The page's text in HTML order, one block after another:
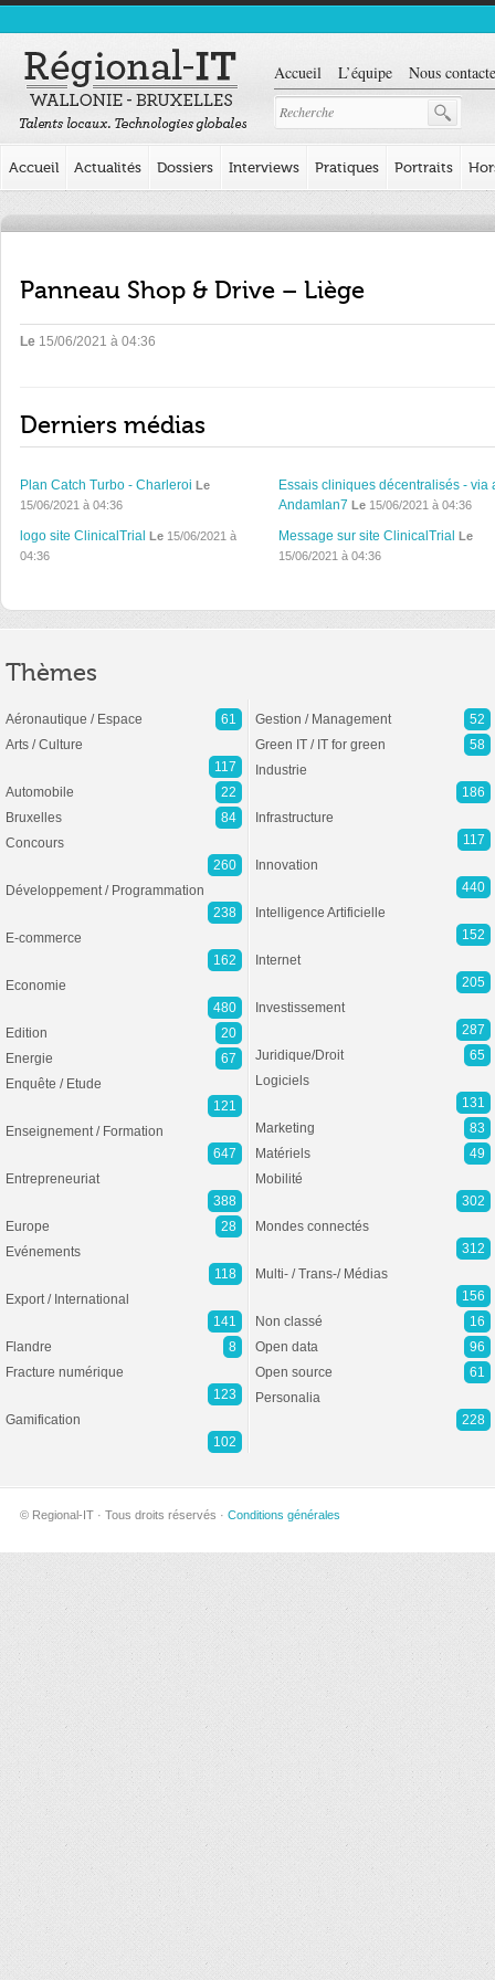
Accueil L’équipe Nous
Accueil Actualités Dossiers Interviews Pratiques Portraits
Panneau Shop & Drive – Liège
Le 15/06/2021 à 04:36
Derniers médias
Plan Catch Turbo - Charleroi Le
15/06/2021 à 04:36
Essais cliniques décentralisés - via
Andamlan7 Le15/06/2021 à 04:36
logo site ClinicalTrial Le 15/06/2021 à
04:36
Message sur site ClinicalTrial Le
15/06/2021 à 04:36
Thèmes
Aéronautique / Espace
61
Arts / Culture
117
Automobile
22
Bruxelles
84
Concours
260
Développement / Programmation
238
E-commerce
162
Economie
480
Edition
20
Energie
67
Enquête / Etude
121
Enseignement / Formation
647
Entrepreneuriat
388
Europe
28
Evénements
118
Export / International
141
Flandre
8
Fracture numérique
123
Gamification
102
Gestion / Management
52
Green IT / IT for green
58
Industrie
186
Infrastructure
117
Innovation
440
Intelligence Artificielle
152
Internet
205
Investissement
287
Juridique/Droit
65
Logiciels
131
Marketing
83
Matériels
49
Mobilité
302
Mondes connectés
312
Multi- / Trans-/ Médias
156
Non classé
16
Open data
96
Open source
61
Personalia
228
© Regional-IT · Tous droits réservés · Conditions générales